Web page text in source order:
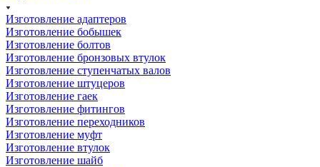
Изготовление адаптеров
Изготовление бобышек
Изготовление болтов
Изготовление бронзовых втулок
Изготовление ступенчатых валов
Изготовление штуцеров
Изготовление гаек
Изготовление фитингов
Изготовление переходников
Изготовление муфт
Изготовление втулок
Изготовление шайб